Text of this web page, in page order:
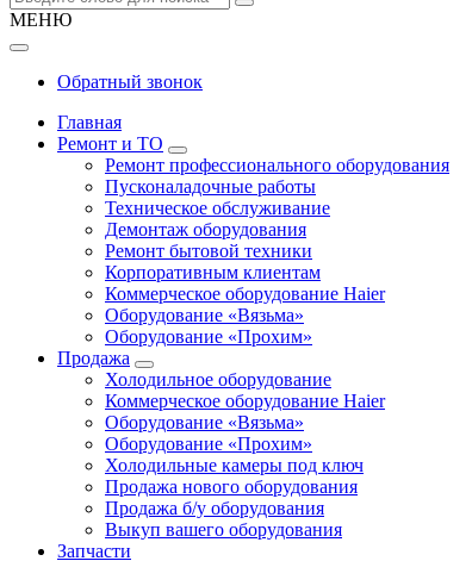
МЕНЮ
Обратный звонок
Главная
Ремонт и ТО
Ремонт профессионального оборудования
Пусконаладочные работы
Техническое обслуживание
Демонтаж оборудования
Ремонт бытовой техники
Корпоративным клиентам
Коммерческое оборудование Haier
Оборудование «Вязьма»
Оборудование «Прохим»
Продажа
Холодильное оборудование
Коммерческое оборудование Haier
Оборудование «Вязьма»
Оборудование «Прохим»
Холодильные камеры под ключ
Продажа нового оборудования
Продажа б/у оборудования
Выкуп вашего оборудования
Запчасти